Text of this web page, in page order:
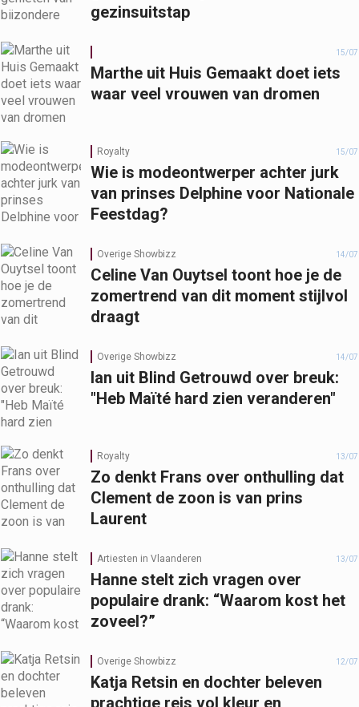
gezinsuitstap
15/07
Marthe uit Huis Gemaakt doet iets
waar veel vrouwen van dromen
Royalty 15/07
Wie is modeontwerper achter jurk
van prinses Delphine voor Nationale
Feestdag?
Overige Showbizz 14/07
Celine Van Ouytsel toont hoe je de
zomertrend van dit moment stijlvol
draagt
Overige Showbizz 14/07
Ian uit Blind Getrouwd over breuk:
"Heb Maïté hard zien veranderen"
Royalty 13/07
Zo denkt Frans over onthulling dat
Clement de zoon is van prins
Laurent
Artiesten in Vlaanderen 13/07
Hanne stelt zich vragen over
populaire drank: “Waarom kost het
zoveel?”
Overige Showbizz 12/07
Katja Retsin en dochter beleven